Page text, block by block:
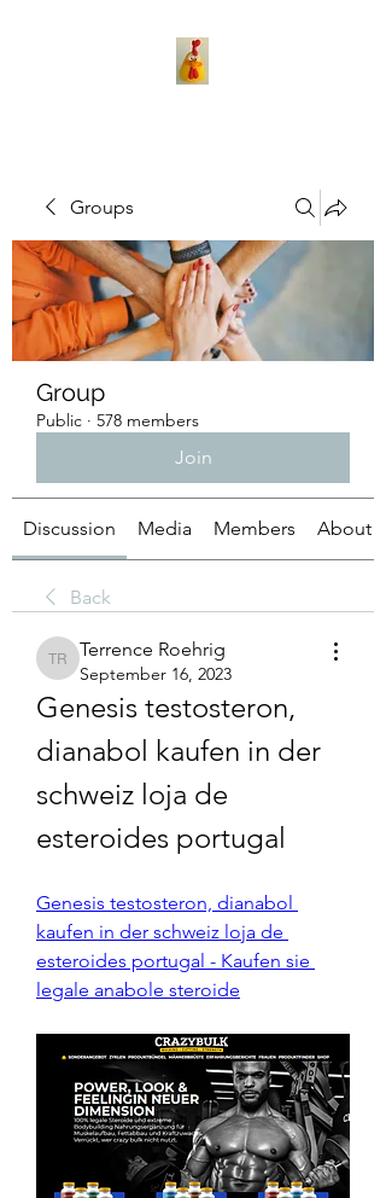
Groups
Group
Public · 578 members
Join
Discussion Media Members About
Back
Terrence Roehrig
Terrence Roehrig
September 16, 2023
Genesis testosteron,
dianabol kaufen in der
schweiz loja de
esteroides portugal
Genesis testosteron, dianabol
kaufen in der schweiz loja de
esteroides portugal - Kaufen sie
legale anabole steroide